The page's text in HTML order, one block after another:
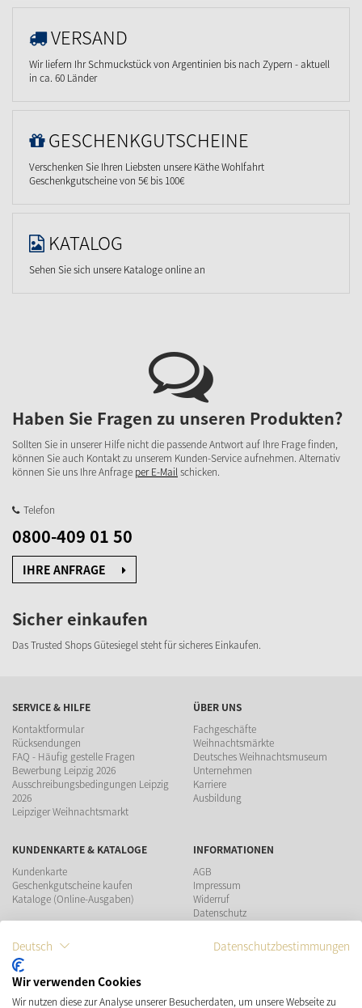
VERSAND
Wir liefern Ihr Schmuckstück von Argentinien bis nach Zypern - aktuell
in ca. 60 Länder
GESCHENKGUTSCHEINE
Verschenken Sie Ihren Liebsten unsere Käthe Wohlfahrt
Geschenkgutscheine von 5€ bis 100€
KATALOG
Sehen Sie sich unsere Kataloge online an
Haben Sie Fragen zu unseren Produkten?
Sollten Sie in unserer Hilfe nicht die passende Antwort auf Ihre Frage finden,
können Sie auch Kontakt zu unserem Kunden-Service aufnehmen. Alternativ
können Sie uns Ihre Anfrage per E-Mailschicken.
Telefon
0800-409 01 50
IHRE ANFRAGE
Sicher einkaufen
Das Trusted Shops Gütesiegel steht für sicheres Einkaufen.
SERVICE & HILFE
Kontaktformular
Rücksendungen
FAQ - Häufig gestelle Fragen
Bewerbung Leipzig 2026
Ausschreibungsbedingungen Leipzig
2026
Leipziger Weihnachtsmarkt
ÜBER UNS
Fachgeschäfte
Weihnachtsmärkte
Deutsches Weihnachtsmuseum
Unternehmen
Karriere
Ausbildung
KUNDENKARTE & KATALOGE
Kundenkarte
Geschenkgutscheine kaufen
Kataloge (Online-Ausgaben)
INFORMATIONEN
AGB
Impressum
Widerruf
Datenschutz
ZAHLUNGSMÖGLICHKEITEN
Deutsch Datenschutzbestimmungen
Wir verwenden Cookies
Wir nutzen diese zur Analyse unserer Besucherdaten, um unsere Webseite zu